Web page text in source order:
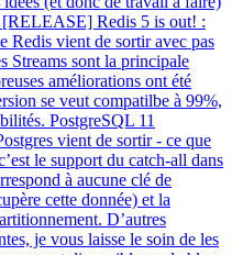
Redis 5 is out! :
Redis vient de sortir avec pas
Streams sont la principale
améliorations ont été
se veut compatilbe à 99%,
PostgreSQL 11
vient de sortir - ce que
le support du catch-all dans
à aucune clé de
cette donnée) et la
D’autres
je vous laisse le soin de les